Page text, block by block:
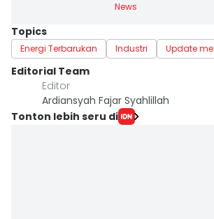
News
Topics
Energi Terbarukan Industri Update me
Editorial Team
Editor
Ardiansyah Fajar Syahlillah
Tonton lebih seru di